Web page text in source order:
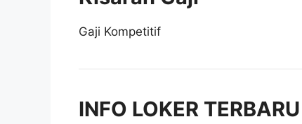
Gaji Kompetitif
INFO LOKER